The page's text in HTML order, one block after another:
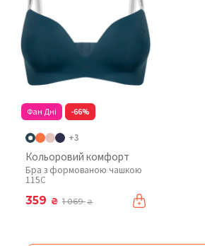
Фан Дні -66%
+3
Кольоровий комфорт
Бра з формованою чашкою
115C
359 ₴ 1 069₴